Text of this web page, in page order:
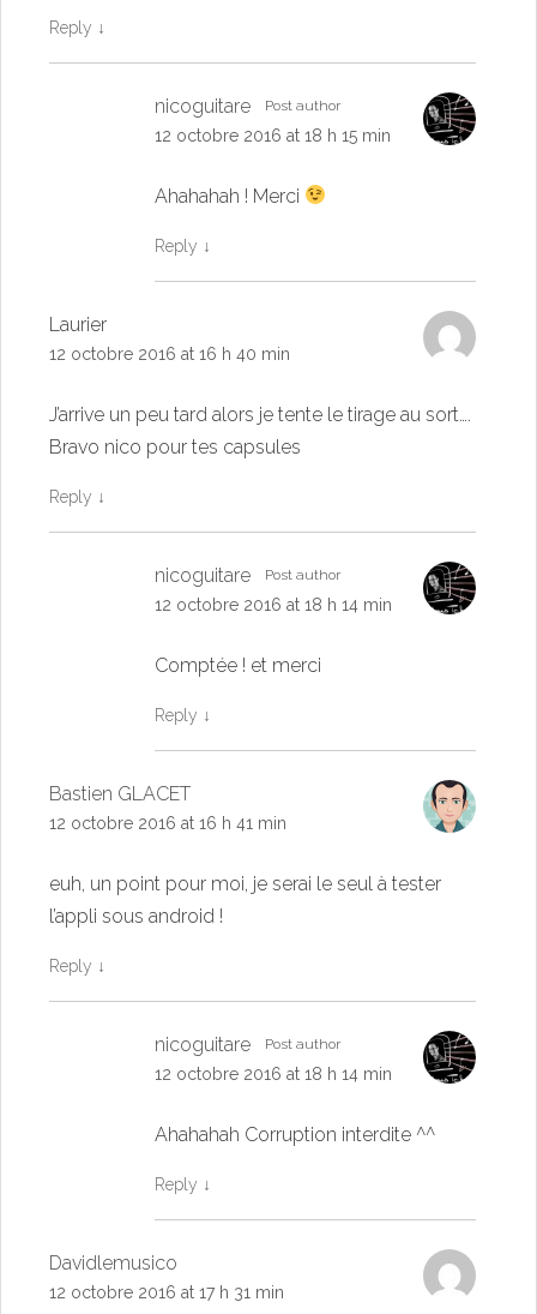
Reply ↓
nicoguitare Post author
12 octobre 2016 at 18 h 15 min
Ahahahah ! Merci
Reply ↓
Laurier
12 octobre 2016 at 16 h 40 min
J’arrive un peu tard alors je tente le tirage au sort….
Bravo nico pour tes capsules
Reply ↓
nicoguitare Post author
12 octobre 2016 at 18 h 14 min
Comptée ! et merci
Reply ↓
Bastien GLACET
12 octobre 2016 at 16 h 41 min
euh, un point pour moi, je serai le seul à tester
l’appli sous android !
Reply ↓
nicoguitare Post author
12 octobre 2016 at 18 h 14 min
Ahahahah Corruption interdite ^^
Reply ↓
Davidlemusico
12 octobre 2016 at 17 h 31 min